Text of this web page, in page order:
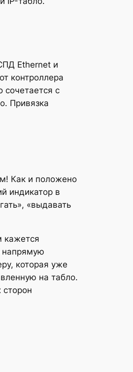
Ethernet и
контроллера
сочетается с
Привязка
Как и положено
индикатор в
«выдавать
кажется
напрямую
которая уже
на табло.